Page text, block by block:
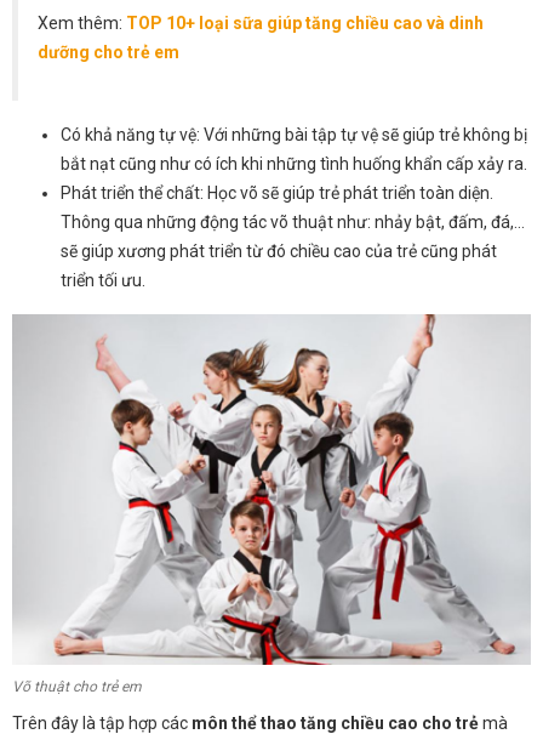
Xem thêm: TOP 10+ loại sữa giúp tăng chiều cao và dinh
dưỡng cho trẻ em
Có khả năng tự vệ: Với những bài tập tự vệ sẽ giúp trẻ không bị
bắt nạt cũng như có ích khi những tình huống khẩn cấp xảy ra.
Phát triển thể chất: Học võ sẽ giúp trẻ phát triển toàn diện.
Thông qua những động tác võ thuật như: nhảy bật, đấm, đá,…
sẽ giúp xương phát triển từ đó chiều cao của trẻ cũng phát
triển tối ưu.
Võ thuật cho trẻ em
Trên đây là tập hợp các môn thể thao tăng chiều cao cho trẻmà